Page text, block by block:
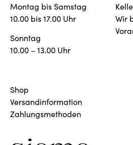
Montag bis Samstag
10.00 bis 17.00 Uhr
Sonntag
10.00 – 13.00 Uhr
Wir
Shop
Versandinformation
Zahlungsmethoden